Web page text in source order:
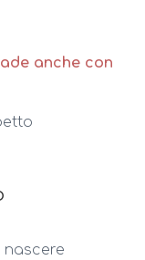
anche con